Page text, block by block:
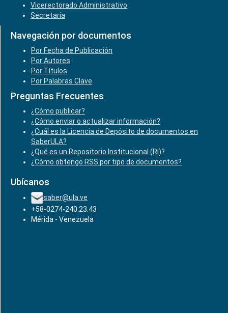
Vicerectorado Administrativo
Secretaría
Navegación por documentos
Por Fecha de Publicación
Por Autores
Por Títulos
Por Palabras Clave
Preguntas Frecuentes
¿Cómo publicar?
¿Cómo enviar o actualizar información?
¿Cuál es la Licencia de Depósito de documentos en
SaberULA?
¿Qué es un Repositorio Institucional (RI)?
¿Cómo obtengo RSS por tipo de documentos?
Ubícanos
saber@ula.ve
+58-0274-240.23.43
Mérida - Venezuela